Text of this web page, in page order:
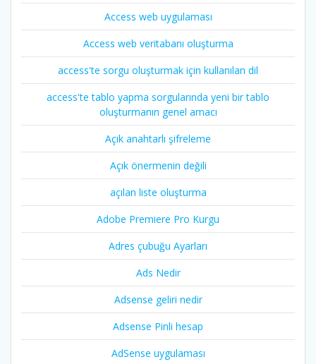
Access web uygulaması
Access web veritabanı oluşturma
access'te sorgu oluşturmak için kullanılan dil
access'te tablo yapma sorgularında yeni bir tablo
oluşturmanın genel amacı
Açık anahtarlı şifreleme
Açık önermenin değili
açılan liste oluşturma
Adobe Premiere Pro Kurgu
Adres çubuğu Ayarları
Ads Nedir
Adsense geliri nedir
Adsense Pinli hesap
AdSense uygulaması